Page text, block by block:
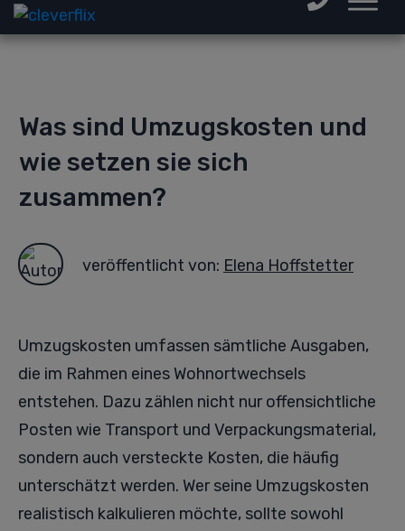
Was sind Umzugskosten und
wie setzen sie sich
zusammen?
veröffentlicht von: Elena Hoffstetter
Umzugskosten umfassen sämtliche Ausgaben,
die im Rahmen eines Wohnortwechsels
entstehen. Dazu zählen nicht nur offensichtliche
Posten wie Transport und Verpackungsmaterial,
sondern auch versteckte Kosten, die häufig
unterschätzt werden. Wer seine Umzugskosten
realistisch kalkulieren möchte, sollte sowohl